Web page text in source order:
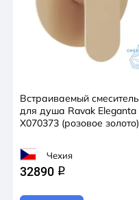
Встраиваемый смеситель
для душа Ravak Eleganta
X070373 (розовое золото)
Чехия
32890 q